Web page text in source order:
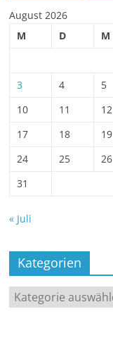
August 2026
M
D M
3
4 5
10
11 12
17
18 19
24
25 26
31
« Juli
Kategorien
Kategorien